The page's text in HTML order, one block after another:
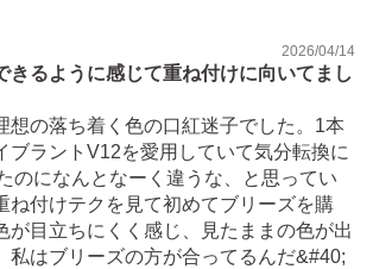
2026/04/14
きるように感じて重ね付けに向いてまし
想の落ち着く色の口紅迷子でした。1本
ブラントV12を愛用していて気分転換に
のになんとなーく違うな、と思ってい
ね付けテクを見て初めてブリーズを購
が目立ちにくく感じ、見たままの色が出
私はブリーズの方が合ってるんだ&#40;